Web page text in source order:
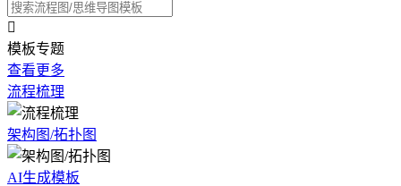

模板专题
查看更多
流程梳理
架构图/拓扑图
AI生成模板